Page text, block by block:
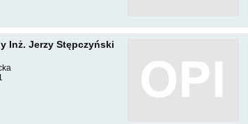
Inż. Jerzy Stępczyński